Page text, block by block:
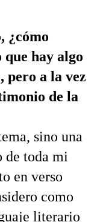
¿cómo
hay algo
pero a la vez
de la
sino una
de toda mi
en verso
como
literario